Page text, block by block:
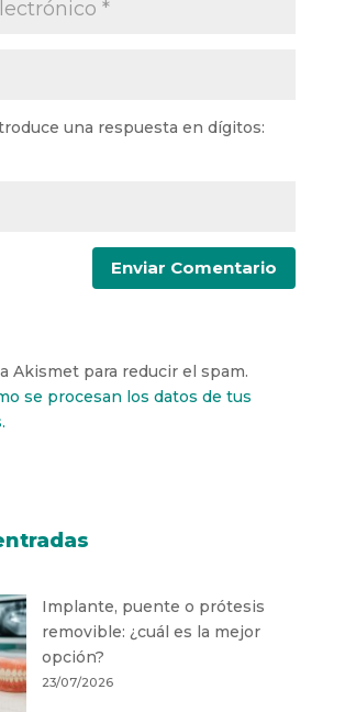
una respuesta en dígitos:
Akismet para reducir el spam.
se procesan los datos de tus
Implante, puente o prótesis
removible: ¿cuál es la mejor
opción?
23/07/2026